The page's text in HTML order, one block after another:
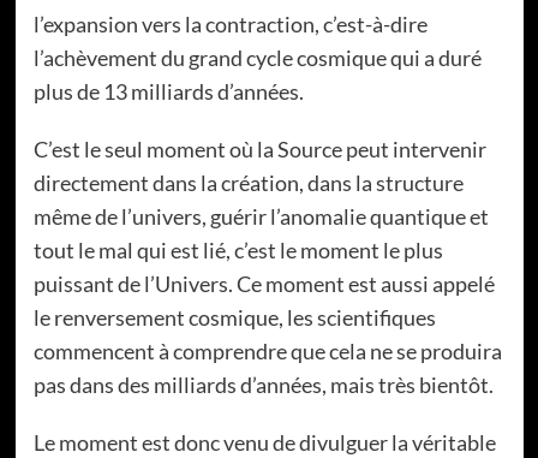
l’expansion vers la contraction, c’est-à-dire
l’achèvement du grand cycle cosmique qui a duré
plus de 13 milliards d’années.
C’est le seul moment où la Source peut intervenir
directement dans la création, dans la structure
même de l’univers, guérir l’anomalie quantique et
tout le mal qui est lié, c’est le moment le plus
puissant de l’Univers. Ce moment est aussi appelé
le renversement cosmique, les scientifiques
commencent à comprendre que cela ne se produira
pas dans des milliards d’années, mais très bientôt.
Le moment est donc venu de divulguer la véritable